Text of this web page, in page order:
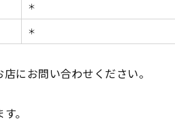
＊
＊
にお問い合わせください。
。